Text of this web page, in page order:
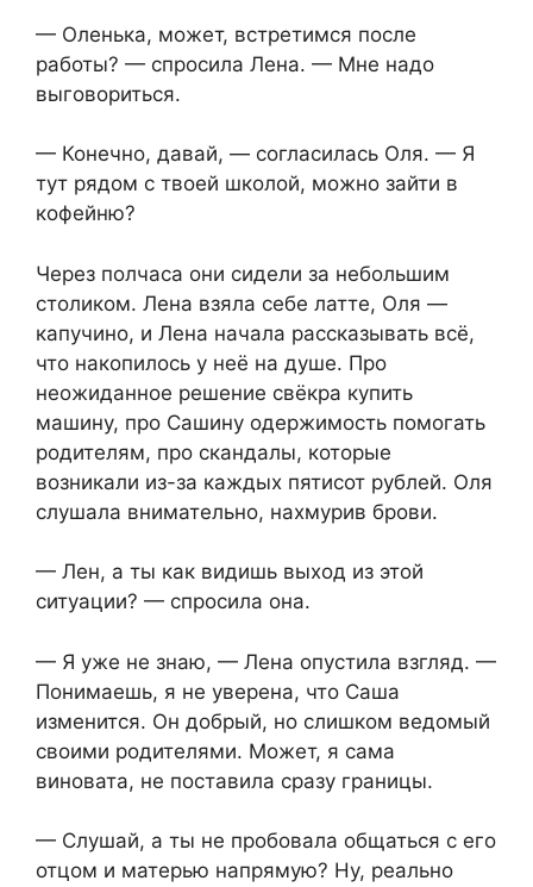
— Оленька, может, встретимся после
работы? — спросила Лена. — Мне надо
выговориться.
— Конечно, давай, — согласилась Оля. — Я
тут рядом с твоей школой, можно зайти в
кофейню?
Через полчаса они сидели за небольшим
столиком. Лена взяла себе латте, Оля —
капучино, и Лена начала рассказывать всё,
что накопилось у неё на душе. Про
неожиданное решение свёкра купить
машину, про Сашину одержимость помогать
родителям, про скандалы, которые
возникали из-за каждых пятисот рублей. Оля
слушала внимательно, нахмурив брови.
— Лен, а ты как видишь выход из этой
ситуации? — спросила она.
— Я уже не знаю, — Лена опустила взгляд. —
Понимаешь, я не уверена, что Саша
изменится. Он добрый, но слишком ведомый
своими родителями. Может, я сама
виновата, не поставила сразу границы.
— Слушай, а ты не пробовала общаться с его
отцом и матерью напрямую? Ну, реально